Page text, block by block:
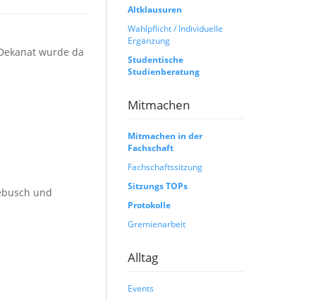
wurde da
und
Altklausuren
Wahlpflicht / Individuelle
Ergänzung
Studentische
Studienberatung
Mitmachen
Mitmachen in der
Fachschaft
Fachschaftssitzung
Sitzungs TOPs
Protokolle
Gremienarbeit
Alltag
Events